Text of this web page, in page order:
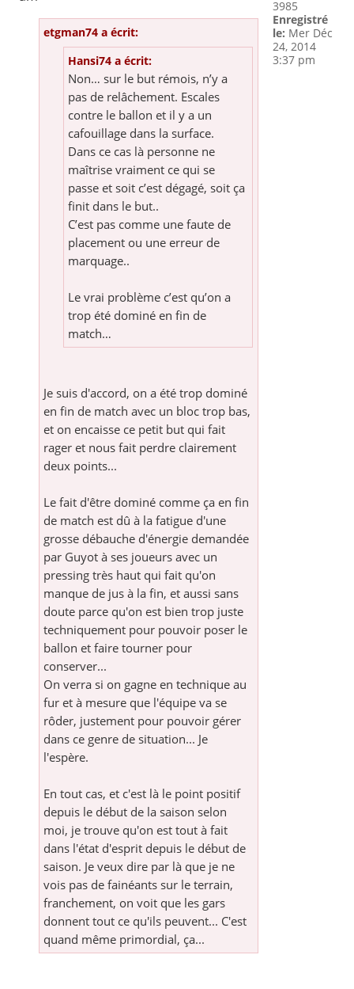
etgman74 a écrit:
Hansi74 a écrit:
Non… sur le but rémois, n’y a
pas de relâchement. Escales
contre le ballon et il y a un
cafouillage dans la surface.
Dans ce cas là personne ne
maîtrise vraiment ce qui se
passe et soit c’est dégagé, soit ça
finit dans le but..
C’est pas comme une faute de
placement ou une erreur de
marquage..
Le vrai problème c’est qu’on a
trop été dominé en fin de
match…
Je suis d'accord, on a été trop dominé
en fin de match avec un bloc trop bas,
et on encaisse ce petit but qui fait
rager et nous fait perdre clairement
deux points...
Le fait d'être dominé comme ça en fin
de match est dû à la fatigue d'une
grosse débauche d'énergie demandée
par Guyot à ses joueurs avec un
pressing très haut qui fait qu'on
manque de jus à la fin, et aussi sans
doute parce qu'on est bien trop juste
techniquement pour pouvoir poser le
ballon et faire tourner pour
conserver...
On verra si on gagne en technique au
fur et à mesure que l'équipe va se
rôder, justement pour pouvoir gérer
dans ce genre de situation... Je
l'espère.
En tout cas, et c'est là le point positif
depuis le début de la saison selon
moi, je trouve qu'on est tout à fait
dans l'état d'esprit depuis le début de
saison. Je veux dire par là que je ne
vois pas de fainéants sur le terrain,
franchement, on voit que les gars
donnent tout ce qu'ils peuvent... C'est
quand même primordial, ça...
3985
Enregistré
le: Mer Déc
24, 2014
3:37 pm